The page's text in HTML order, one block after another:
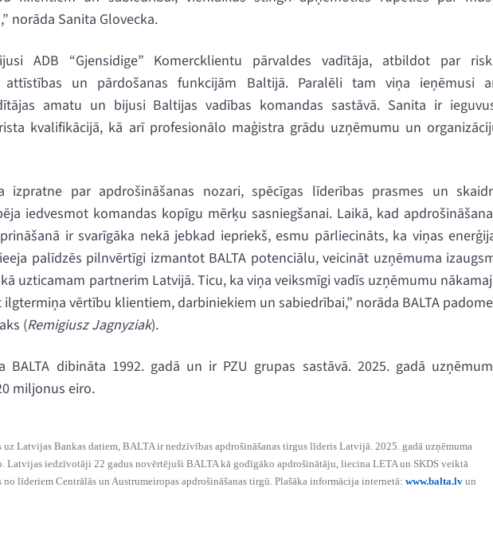
norāda Sanita Glovecka.
ADB “Gjensidige” Komercklientu pārvaldes vadītāja, atbildot par
attīstības un pārdošanas funkcijām Baltijā. Paralēli tam viņa ieņēmusi
amatu un bijusi Baltijas vadības komandas sastāvā. Sanita ir
kvalifikācijā, kā arī profesionālo maģistra grādu uzņēmumu un
izpratne par apdrošināšanas nozari, spēcīgas līderības prasmes un
iedvesmot komandas kopīgu mērķu sasniegšanai. Laikā, kad
ir svarīgāka nekā jebkad iepriekš, esmu pārliecināts, ka viņas
palīdzēs pilnvērtīgi izmantot BALTA potenciālu, veicināt uzņēmuma
uzticamam partnerim Latvijā. Ticu, ka viņa veiksmīgi vadīs uzņēmumu
vērtību klientiem, darbiniekiem un sabiedrībai,” norāda BALTA
(Remigiusz Jagnyziak).
BALTA dibināta 1992. gadā un ir PZU grupas sastāvā. 2025. gadā
miljonus eiro.
Latvijas Bankas datiem, BALTA ir nedzīvības apdrošināšanas tirgus līderis Latvijā. 2025. gadā uzņēmuma
iedzīvotāji 22 gadus novērtējuši BALTA kā godīgāko apdrošinātāju, liecina LETA un SKDS veiktā
līderiem Centrālās un Austrumeiropas apdrošināšanas tirgū. Plašāka informācija internetā: www.balta.lv un